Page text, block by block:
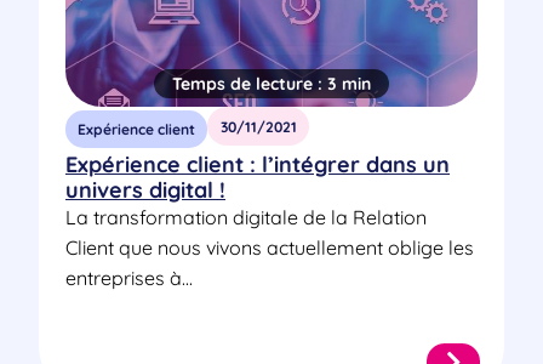
Temps de lecture : 3 min
Expérience client 30/11/2021
Expérience client : l’intégrer dans un
univers digital !
La transformation digitale de la Relation
Client que nous vivons actuellement oblige les
entreprises à...